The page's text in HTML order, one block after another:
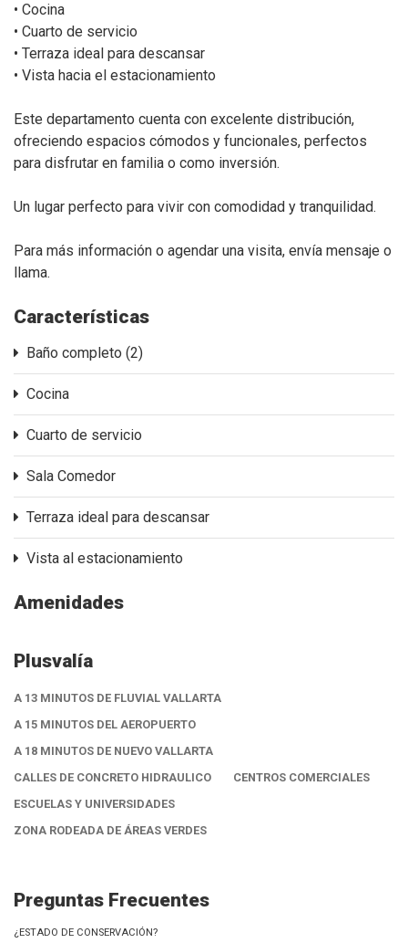
• Cocina
• Cuarto de servicio
• Terraza ideal para descansar
• Vista hacia el estacionamiento
Este departamento cuenta con excelente distribución,
ofreciendo espacios cómodos y funcionales, perfectos
para disfrutar en familia o como inversión.
Un lugar perfecto para vivir con comodidad y tranquilidad.
Para más información o agendar una visita, envía mensaje o
llama.
Características
Baño completo (2)
Cocina
Cuarto de servicio
Sala Comedor
Terraza ideal para descansar
Vista al estacionamiento
Amenidades
Plusvalía
A 13 MINUTOS DE FLUVIAL VALLARTA
A 15 MINUTOS DEL AEROPUERTO
A 18 MINUTOS DE NUEVO VALLARTA
CALLES DE CONCRETO HIDRAULICO
CENTROS COMERCIALES
ESCUELAS Y UNIVERSIDADES
ZONA RODEADA DE ÁREAS VERDES
Preguntas Frecuentes
¿ESTADO DE CONSERVACIÓN?